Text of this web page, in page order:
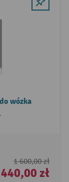
wózka
1 600,00 zł
zł